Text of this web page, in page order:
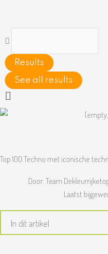
inhoud
Main
Menu
...
Results
See all results
Top 100 Techno met iconische
Door:Team
Laatst
In dit artikel